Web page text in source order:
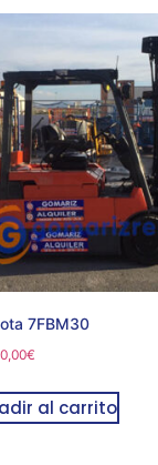
7FBM30
€
al carrito